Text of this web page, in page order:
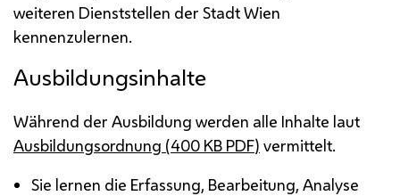
weiteren Dienststellen der Stadt Wien
kennenzulernen.
Ausbildungsinhalte
Während der Ausbildung werden alle Inhalte laut
Ausbildungsordnung (400 KB PDF) vermittelt.
Sie lernen die Erfassung, Bearbeitung, Analyse